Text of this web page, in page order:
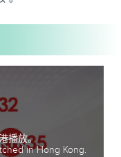
播放。
in Hong Kong.